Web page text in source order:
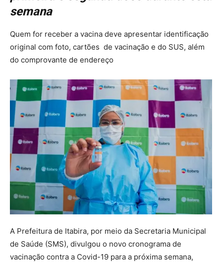
semana
Quem for receber a vacina deve apresentar identificação
original com foto, cartões de vacinação e do SUS, além
do comprovante de endereço
A Prefeitura de Itabira, por meio da Secretaria Municipal
de Saúde (SMS), divulgou o novo cronograma de
vacinação contra a Covid-19 para a próxima semana,